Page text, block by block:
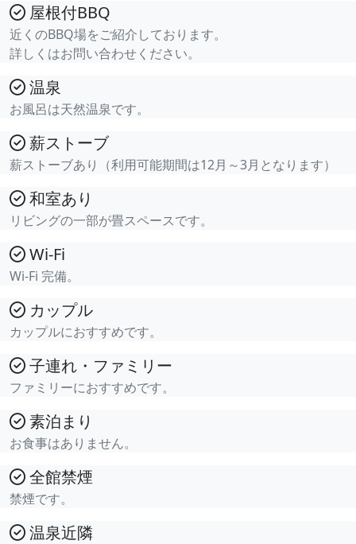
屋根付BBQ
近くのBBQ場をご紹介しております。
詳しくはお問い合わせください。
温泉
お風呂は天然温泉です。
薪ストーブ
薪ストーブあり（利用可能期間は12月～3月となります）
和室あり
リビングの一部が畳スペースです。
Wi-Fi
Wi-Fi 完備。
カップル
カップルにおすすめです。
子連れ・ファミリー
ファミリーにおすすめです。
素泊まり
お食事はありません。
全館禁煙
禁煙です。
温泉近隣